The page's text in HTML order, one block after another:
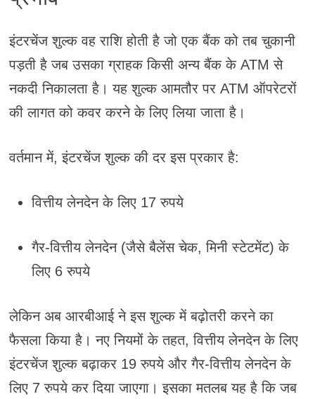
इंटरचेंज शुल्क वह राशि होती है जो एक बैंक को तब चुकानी
पड़ती है जब उसका ग्राहक किसी अन्य बैंक के ATM से
नकदी निकालता है। यह शुल्क आमतौर पर ATM ऑपरेटरों
की लागत को कवर करने के लिए लिया जाता है।
वर्तमान में, इंटरचेंज शुल्क की दर इस प्रकार है:
वित्तीय लेनदेन के लिए 17 रुपये
गैर-वित्तीय लेनदेन (जैसे बैलेंस चेक, मिनी स्टेटमेंट) के
लिए 6 रुपये
लेकिन अब आरबीआई ने इस शुल्क में बढ़ोतरी करने का
फैसला किया है। नए नियमों के तहत, वित्तीय लेनदेन के लिए
इंटरचेंज शुल्क बढ़ाकर 19 रुपये और गैर-वित्तीय लेनदेन के
लिए 7 रुपये कर दिया जाएगा। इसका मतलब यह है कि जब